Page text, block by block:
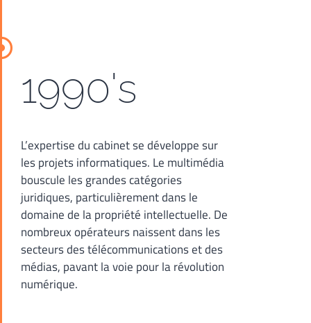
1990's
L’expertise du cabinet se développe sur
les projets informatiques. Le multimédia
bouscule les grandes catégories
juridiques, particulièrement dans le
domaine de la propriété intellectuelle. De
nombreux opérateurs naissent dans les
secteurs des télécommunications et des
médias, pavant la voie pour la révolution
numérique.